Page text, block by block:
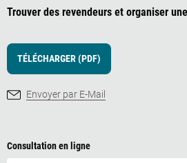
Trouver des revendeurs et organiser
TÉLÉCHARGER (PDF)
Envoyer par E-Mail
Consultation en ligne